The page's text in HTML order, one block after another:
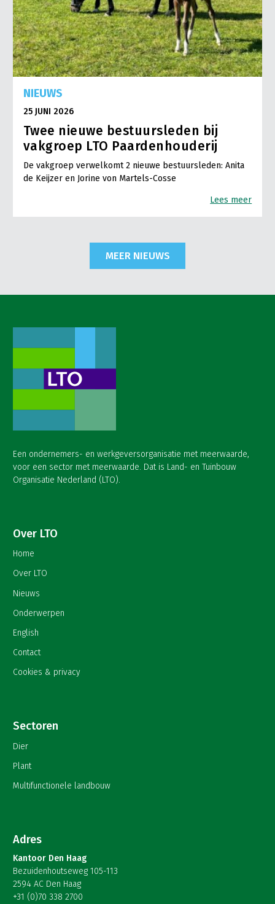
NIEUWS
25 JUNI 2026
Twee nieuwe bestuursleden bij
vakgroep LTO Paardenhouderij
De vakgroep verwelkomt 2 nieuwe bestuursleden: Anita
de Keijzer en Jorine von Martels-Cosse
Lees meer
MEER NIEUWS
Een ondernemers- en werkgeversorganisatie met meerwaarde,
voor een sector met meerwaarde. Dat is Land- en Tuinbouw
Organisatie Nederland (LTO).
Over LTO
Home
Over LTO
Nieuws
Onderwerpen
English
Contact
Cookies & privacy
Sectoren
Dier
Plant
Multifunctionele landbouw
Adres
Kantoor Den Haag
Bezuidenhoutseweg 105-113
2594 AC Den Haag
+31 (0)70 338 2700